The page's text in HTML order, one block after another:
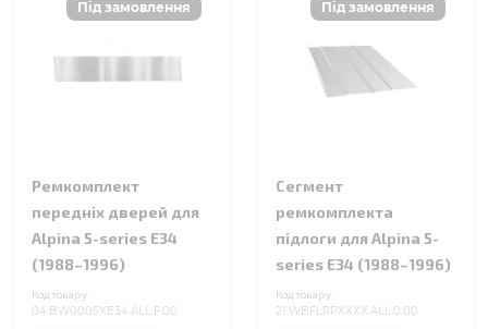
Ремкомплект
передніх дверей для
Alpina 5-series E34
(1988–1996)
Код товару:
04.BW0005XE34.ALL.F.00
Сегмент
ремкомплекта
підлоги для Alpina 5-
series E34 (1988–1996)
Код товару:
21.WBFLRPXXXX.ALL.0.00